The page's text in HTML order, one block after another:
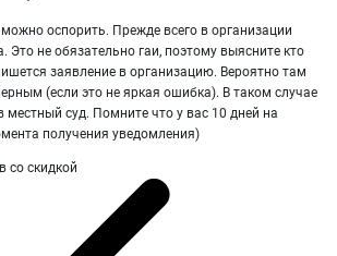
оспорить. Прежде всего в организации
Это не обязательно гаи, поэтому выясните кто
заявление в организацию. Вероятно там
(если это не яркая ошибка). В таком случае
местный суд. Помните что у вас 10 дней на
получения уведомления)
со скидкой